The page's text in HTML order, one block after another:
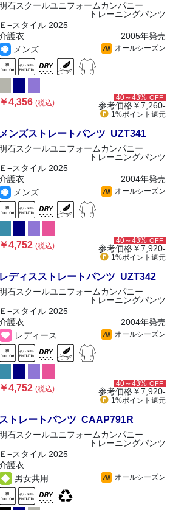
明石スクールユニフォームカンパニー
トレーニングパンツ
Ｅ−スタイル 2025
護衣
2005年発売
メンズ
All オールシーズン
￥4,356(税込)
40～43% OFF
参考価格￥7,260-
1%ポイント 還元
メンズストレートパンツ UZT341
明石スクールユニフォームカンパニー
トレーニングパンツ
Ｅ−スタイル 2025
護衣
2004年発売
メンズ
All オールシーズン
￥4,752(税込)
40～43% OFF
参考価格￥7,920-
1%ポイント 還元
レディスストレートパンツ UZT342
明石スクールユニフォームカンパニー
トレーニングパンツ
Ｅ−スタイル 2025
護衣
2004年発売
レディース
All オールシーズン
￥4,752(税込)
40～43% OFF
参考価格￥7,920-
1%ポイント 還元
ストレートパンツ CAAP791R
明石スクールユニフォームカンパニー
トレーニングパンツ
Ｅ−スタイル 2025
護衣
男女共用
All オールシーズン